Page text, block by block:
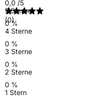
0,0 /5
(0)
5 Sterne
0 %
4 Sterne
0 %
3 Sterne
0 %
2 Sterne
0 %
1 Stern